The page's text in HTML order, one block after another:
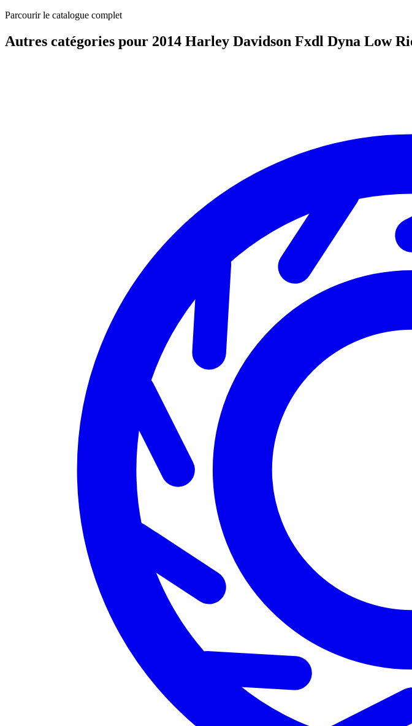
Parcourir le catalogue complet
Autres catégories pour 2014 Harley Davidson Fxdl Dyna Low